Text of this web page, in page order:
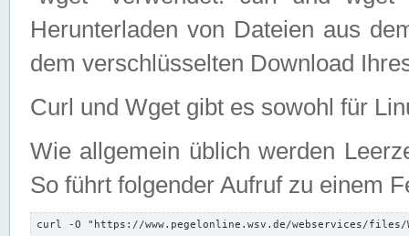
Herunterladen von Dateien aus
dem verschlüsselten Download
Curl und Wget gibt es sowohl für
Wie allgemein üblich werden
So führt folgender Aufruf zu einem
curl -O "https://www.pegelonline.wsv.de/webservices/files/